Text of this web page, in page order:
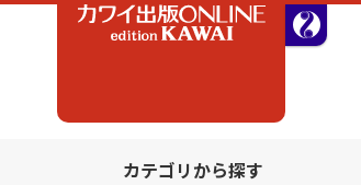
カテゴリから探す